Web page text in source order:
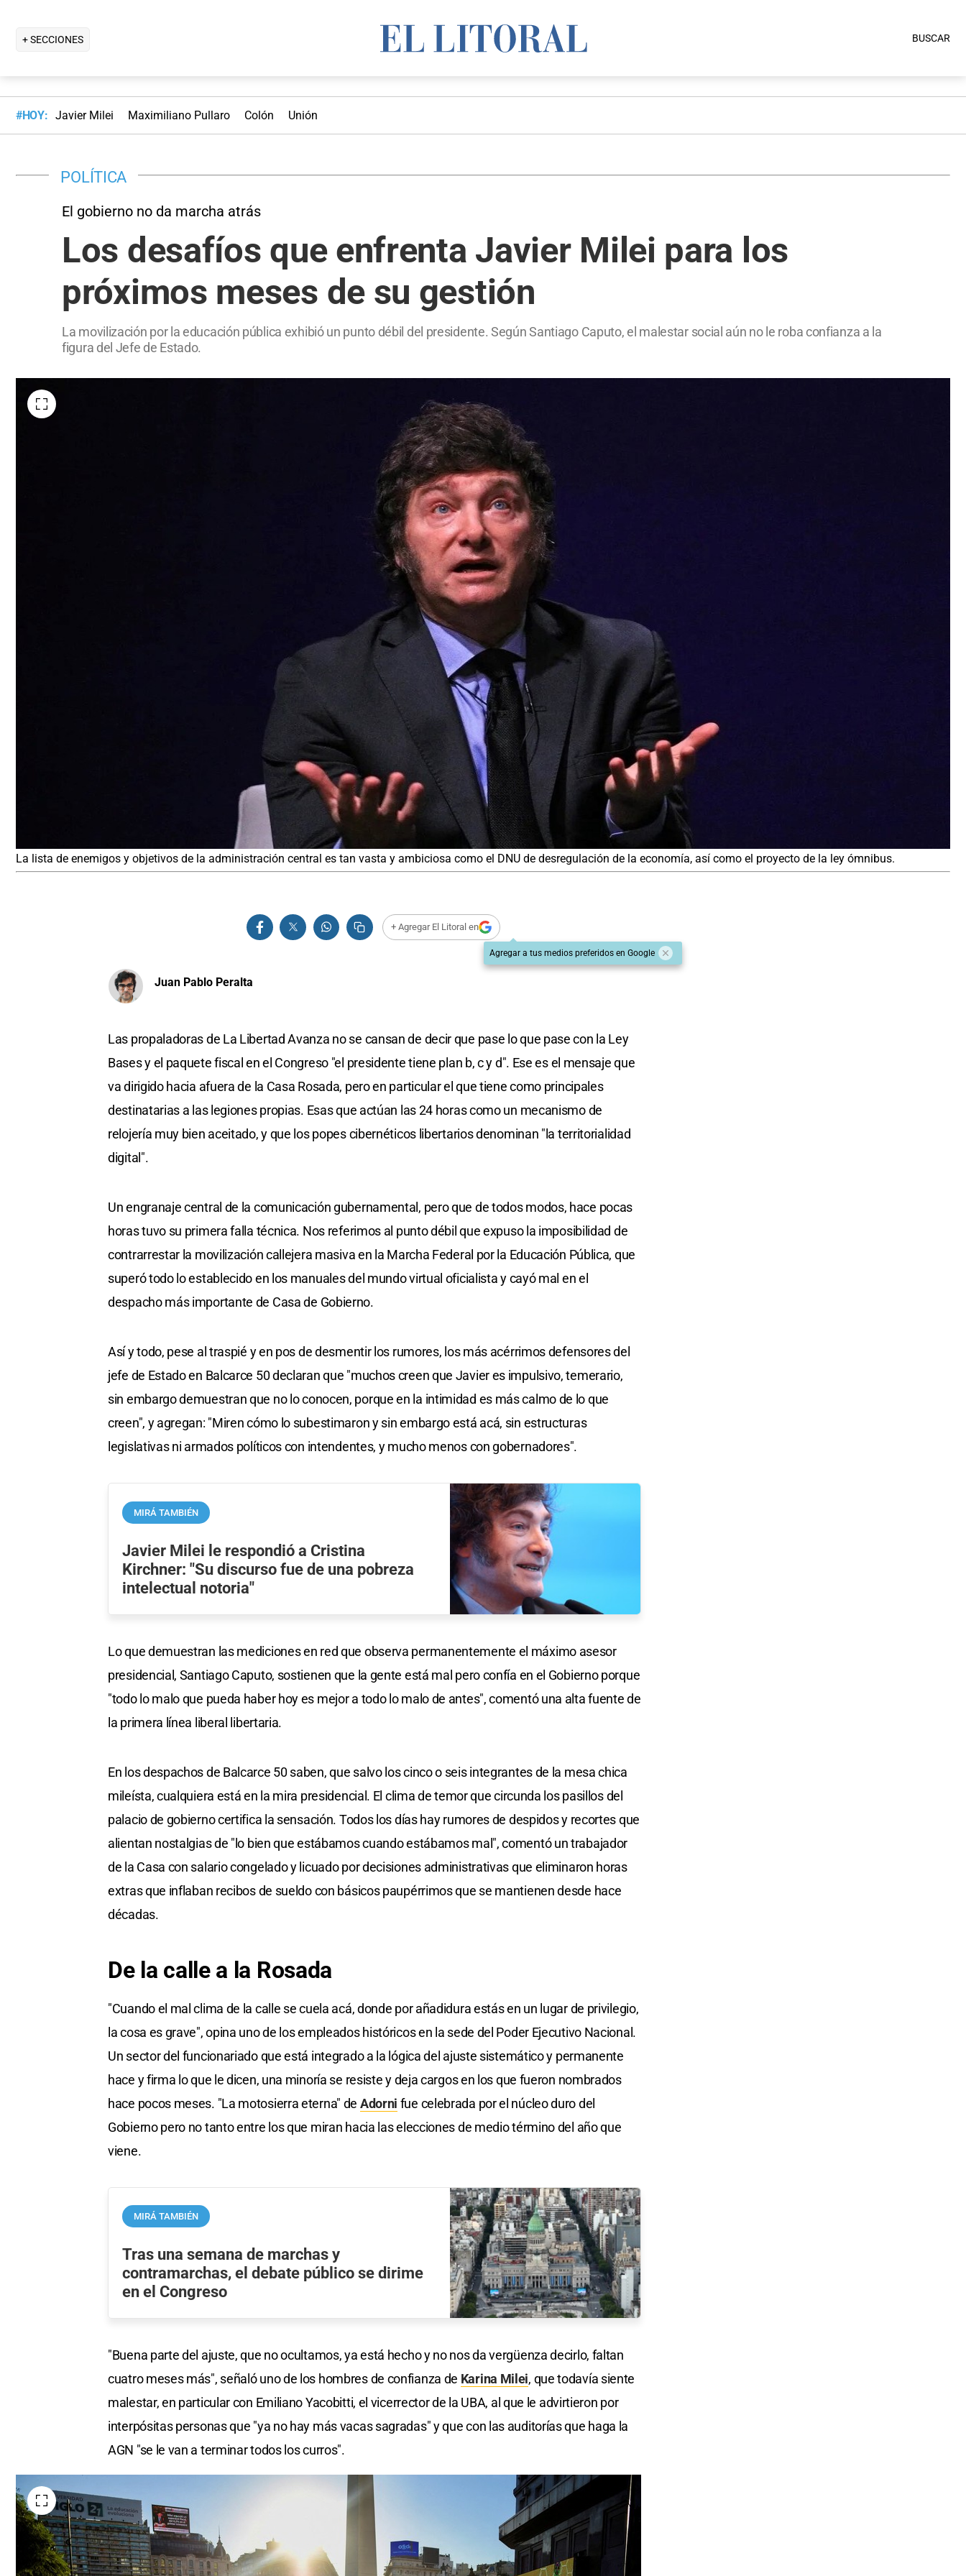
+ SECCIONES BUSCAR
#HOY: Javier Milei Maximiliano Pullaro Colón Unión
POLÍTICA
El gobierno no da marcha atrás
Los desafíos que enfrenta Javier Milei para los
próximos meses de su gestión
La movilización por la educación pública exhibió un punto débil del presidente. Según Santiago Caputo, el malestar social aún no le roba confianza a la
figura del Jefe de Estado.
La lista de enemigos y objetivos de la administración central es tan vasta y ambiciosa como el DNU de desregulación de la economía, así como el proyecto de la ley ómnibus.
+ Agregar El Litoral en
Agregar a tus medios preferidos en Google
Juan Pablo Peralta
Las propaladoras de La Libertad Avanza no se cansan de decir que pase lo que pase con la Ley
Bases y el paquete fiscal en el Congreso "el presidente tiene plan b, c y d". Ese es el mensaje que
va dirigido hacia afuera de la Casa Rosada, pero en particular el que tiene como principales
destinatarias a las legiones propias. Esas que actúan las 24 horas como un mecanismo de
relojería muy bien aceitado, y que los popes cibernéticos libertarios denominan "la territorialidad
digital".
Un engranaje central de la comunicación gubernamental, pero que de todos modos, hace pocas
horas tuvo su primera falla técnica. Nos referimos al punto débil que expuso la imposibilidad de
contrarrestar la movilización callejera masiva en la Marcha Federal por la Educación Pública, que
superó todo lo establecido en los manuales del mundo virtual oficialista y cayó mal en el
despacho más importante de Casa de Gobierno.
Así y todo, pese al traspié y en pos de desmentir los rumores, los más acérrimos defensores del
jefe de Estado en Balcarce 50 declaran que "muchos creen que Javier es impulsivo, temerario,
sin embargo demuestran que no lo conocen, porque en la intimidad es más calmo de lo que
creen", y agregan: "Miren cómo lo subestimaron y sin embargo está acá, sin estructuras
legislativas ni armados políticos con intendentes, y mucho menos con gobernadores".
MIRÁ TAMBIÉN
Javier Milei le respondió a Cristina
Kirchner: "Su discurso fue de una pobreza
intelectual notoria"
Lo que demuestran las mediciones en red que observa permanentemente el máximo asesor
presidencial, Santiago Caputo, sostienen que la gente está mal pero confía en el Gobierno porque
"todo lo malo que pueda haber hoy es mejor a todo lo malo de antes", comentó una alta fuente de
la primera línea liberal libertaria.
En los despachos de Balcarce 50 saben, que salvo los cinco o seis integrantes de la mesa chica
mileísta, cualquiera está en la mira presidencial. El clima de temor que circunda los pasillos del
palacio de gobierno certifica la sensación. Todos los días hay rumores de despidos y recortes que
alientan nostalgias de "lo bien que estábamos cuando estábamos mal", comentó un trabajador
de la Casa con salario congelado y licuado por decisiones administrativas que eliminaron horas
extras que inflaban recibos de sueldo con básicos paupérrimos que se mantienen desde hace
décadas.
De la calle a la Rosada
"Cuando el mal clima de la calle se cuela acá, donde por añadidura estás en un lugar de privilegio,
la cosa es grave", opina uno de los empleados históricos en la sede del Poder Ejecutivo Nacional.
Un sector del funcionariado que está integrado a la lógica del ajuste sistemático y permanente
hace y firma lo que le dicen, una minoría se resiste y deja cargos en los que fueron nombrados
hace pocos meses. "La motosierra eterna" de Adorni fue celebrada por el núcleo duro del
Gobierno pero no tanto entre los que miran hacia las elecciones de medio término del año que
viene.
MIRÁ TAMBIÉN
Tras una semana de marchas y
contramarchas, el debate público se dirime
en el Congreso
"Buena parte del ajuste, que no ocultamos, ya está hecho y no nos da vergüenza decirlo, faltan
cuatro meses más", señaló uno de los hombres de confianza de Karina Milei, que todavía siente
malestar, en particular con Emiliano Yacobitti, el vicerrector de la UBA, al que le advirtieron por
interpósitas personas que "ya no hay más vacas sagradas" y que con las auditorías que haga la
AGN "se le van a terminar todos los curros".